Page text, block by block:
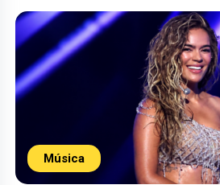
Música